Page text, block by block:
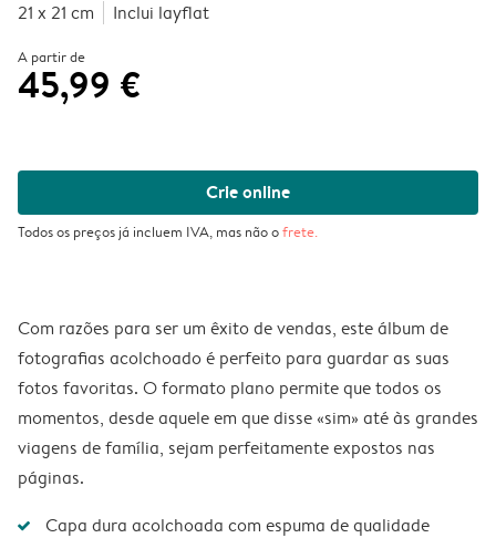
21 x 21 cm Inclui layflat
A partir de
45,99 €
Crie online
Todos os preços já incluem IVA, mas não ofrete.
Com razões para ser um êxito de vendas, este álbum de
fotografias acolchoado é perfeito para guardar as suas
fotos favoritas. O formato plano permite que todos os
momentos, desde aquele em que disse «sim» até às grandes
viagens de família, sejam perfeitamente expostos nas
páginas.
Capa dura acolchoada com espuma de qualidade